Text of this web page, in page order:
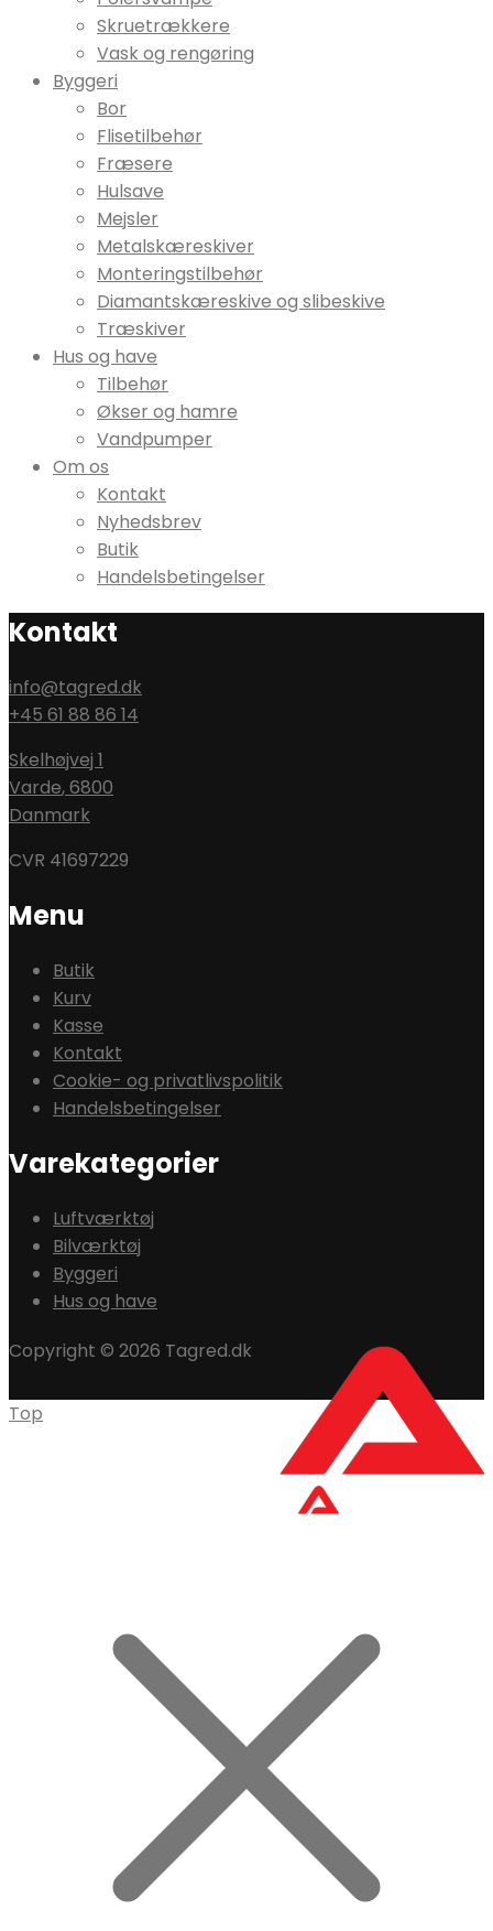
Skruetrækkere
Vask og rengøring
Byggeri
Bor
Flisetilbehør
Fræsere
Hulsave
Mejsler
Metalskæreskiver
Monteringstilbehør
Diamantskæreskive og slibeskive
Træskiver
Hus og have
Tilbehør
Økser og hamre
Vandpumper
Om os
Kontakt
Nyhedsbrev
Butik
Handelsbetingelser
Kontakt
info@tagred.dk
+45 61 88 86 14
Skelhøjvej 1
Varde,6800
Danmark
CVR 41697229
Menu
Butik
Kurv
Kasse
Kontakt
Cookie- og privatlivspolitik
Handelsbetingelser
Varekategorier
Luftværktøj
Bilværktøj
Byggeri
Hus og have
Copyright © 2026 Tagred.dk
Top